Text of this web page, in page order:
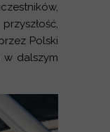
Polski
w dalszym